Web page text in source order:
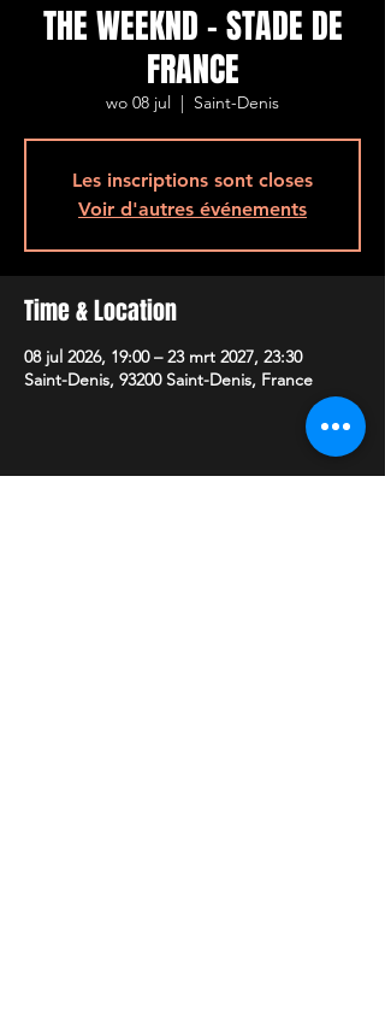
THE WEEKND - STADE DE
FRANCE
wo 08 jul
  |
Saint-Denis
Les inscriptions sont closes
Voir d'autres événements
Time & Location
08 jul 2026, 19:00 – 23 mrt 2027, 23:30
Saint-Denis, 93200 Saint-Denis, France